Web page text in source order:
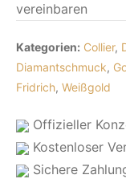
vereinbaren
Kategorien: Collier,
Diamantschmuck,
Fridrich, Weißgold
Offizieller
Kostenloser
Sichere